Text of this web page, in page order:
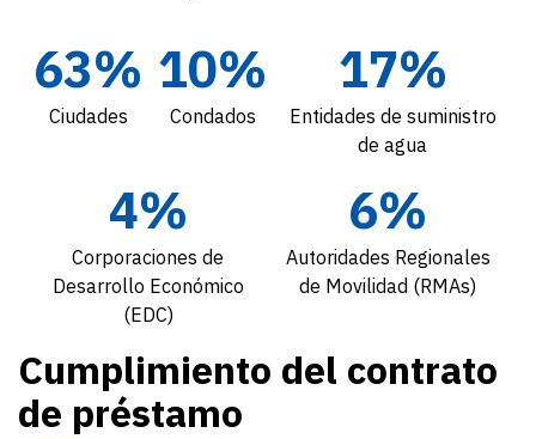
63%
Ciudades
10%
Condados
17%
Entidades de suministro
de agua
4%
Corporaciones de
Desarrollo Económico
(EDC)
6%
Autoridades Regionales
de Movilidad (RMAs)
Cumplimiento del contrato
de préstamo